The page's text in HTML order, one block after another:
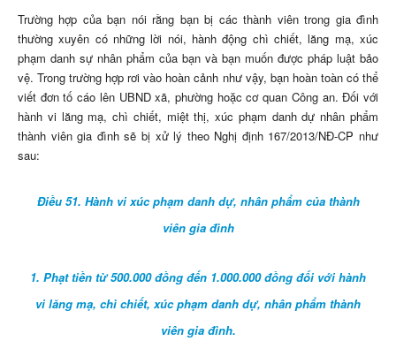
Trường hợp của bạn nói rằng bạn bị các thành viên trong gia đình
thường xuyên có những lời nói, hành động chì chiết, lăng mạ, xúc
phạm danh sự nhân phẩm của bạn và bạn muốn được pháp luật bảo
vệ. Trong trường hợp rơi vào hoàn cảnh như vậy, bạn hoàn toàn có thể
viết đơn tố cáo lên UBND xã, phường hoặc cơ quan Công an. Đối với
hành vi lăng mạ, chì chiết, miệt thị, xúc phạm danh dự nhân phẩm
thành viên gia đình sẽ bị xử lý theo Nghị định 167/2013/NĐ-CP như
sau:
Điều 51. Hành vi xúc phạm danh dự, nhân phẩm của thành
viên gia đình
1. Phạt tiền từ 500.000 đồng đến 1.000.000 đồng đối với hành
vi lăng mạ, chì chiết, xúc phạm danh dự, nhân phẩm thành
viên gia đình.